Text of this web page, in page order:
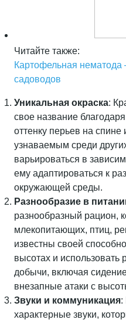
Читайте также:
Картофельная нематода
садоводов
Уникальная окраска:
свое название
оттенку перьев на спине
узнаваемым среди
варьироваться в
ему адаптироваться к
окружающей среды.
Разнообразие в
разнообразный рацион,
млекопитающих, птиц,
известны своей
высотах и использовать
добычи, включая
внезапные атаки с
Звуки и коммуникация:
характерные звуки,